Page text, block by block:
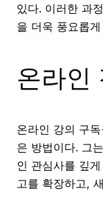
있다. 이러한 과
을 더욱 풍요롭
온라인
온라인 강의 구
은 방법이다. 그
인 관심사를 깊
고를 확장하고,